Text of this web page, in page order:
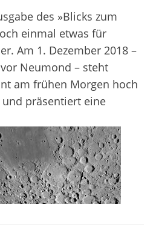
des »Blicks zum
einmal etwas für
Am 1. Dezember 2018 –
Neumond – steht
am frühen Morgen hoch
präsentiert eine